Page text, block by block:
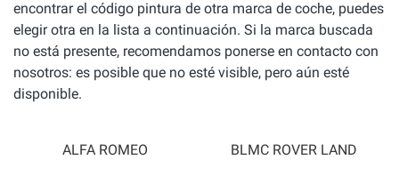
encontrar el código pintura de otra marca de coche, puedes
elegir otra en la lista a continuación. Si la marca buscada
no está presente, recomendamos ponerse en contacto con
nosotros: es posible que no esté visible, pero aún esté
disponible.
ALFA ROMEO BLMC ROVER LAND